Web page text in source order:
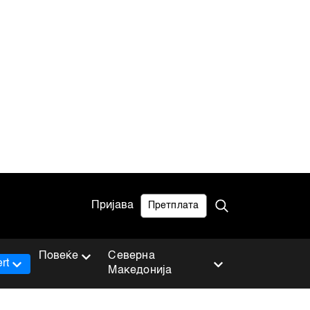
Пријава Претплата
Северна
Македонија
Повеќе